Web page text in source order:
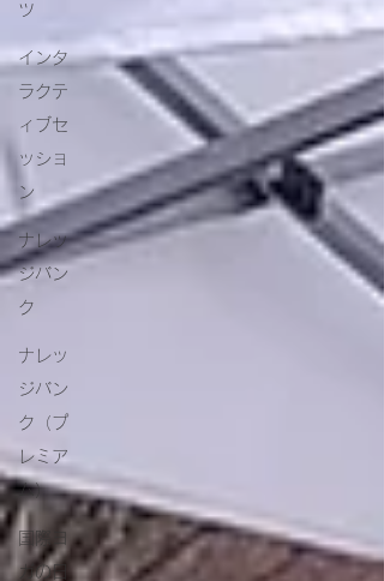
ツ
インタ
ラクテ
ィブセ
ッショ
ン
ナレッ
ジバン
ク
ナレッ
ジバン
ク（プ
レミア
ム）
国際ヨ
ガの日